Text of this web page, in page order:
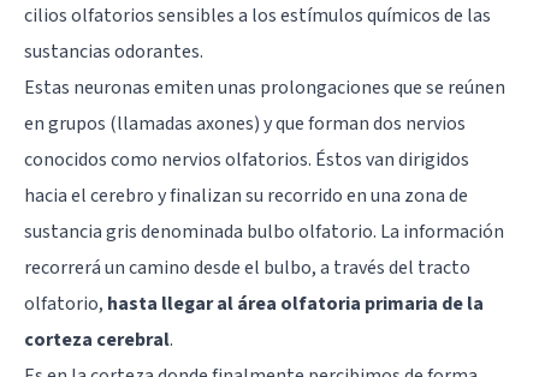
cilios olfatorios sensibles a los estímulos químicos de las
sustancias odorantes.
Estas neuronas emiten unas prolongaciones que se reúnen
en grupos (llamadas axones) y que forman dos nervios
conocidos como nervios olfatorios. Éstos van dirigidos
hacia el cerebro y finalizan su recorrido en una zona de
sustancia gris denominada bulbo olfatorio. La información
recorrerá un camino desde el bulbo, a través del tracto
olfatorio, hasta llegar al área olfatoria primaria de la
corteza cerebral.